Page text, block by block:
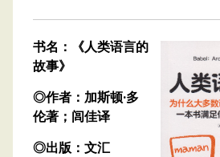
书名：《人类语言的
故事》
◎作者：加斯顿·多
伦著；闾佳译
◎出版：文汇